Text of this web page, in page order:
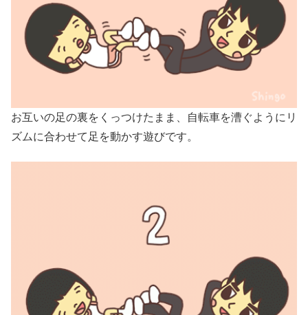
お互いの足の裏をくっつけたまま、自転車を漕ぐようにリ
ズムに合わせて足を動かす遊びです。